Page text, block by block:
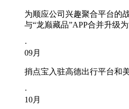
为顺应公司兴趣聚合平台的
与“龙巅藏品”APP合并升级为
·
09月
捎点宝入驻高德出行平台和
·
10月